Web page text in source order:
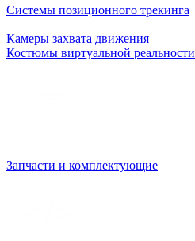
Системы позиционного трекинга
Камеры захвата движения
Костюмы виртуальной реальности
Запчасти и комплектующие